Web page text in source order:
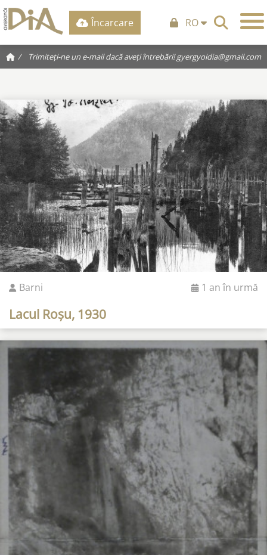
Încarcare RO
/ Trimiteți-ne un e-mail dacă aveți întrebări!gyergyoidia@gmail.com
Barni 1 an în urmă
Lacul Roșu, 1930